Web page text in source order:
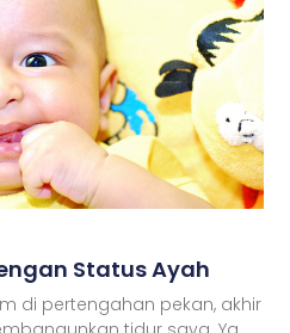
Status Ayah
di pertengahan pekan, akhir